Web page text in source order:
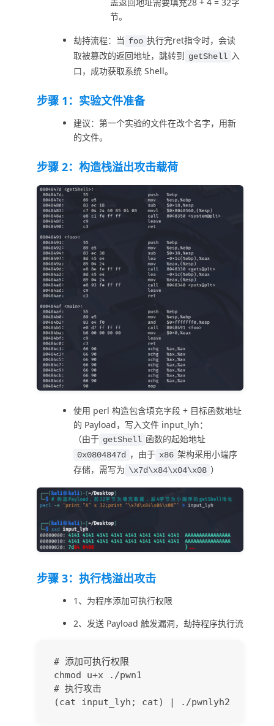
盖返回地址需要填充28 + 4 = 32字
节。
劫持流程：当 foo 执行完ret指令时，会读
取被篡改的返回地址，跳转到 getShell 入
口，成功获取系统 Shell。
步骤 1：实验文件准备
建议：第一个实验的文件在改个名字，用新
的文件。
步骤 2：构造栈溢出攻击载荷
使用 perl 构造包含填充字段 + 目标函数地址
的 Payload，写入文件 input_lyh：
（由于 getShell 函数的起始地址
0x0804847d ，由于 x86 架构采用小端序
存储，需写为 \x7d\x84\x04\x08 ）
步骤 3：执行栈溢出攻击
1、为程序添加可执行权限
2、发送 Payload 触发漏洞，劫持程序执行流
# 添加可执行权限
chmod u+x ./pwn1
# 执行攻击